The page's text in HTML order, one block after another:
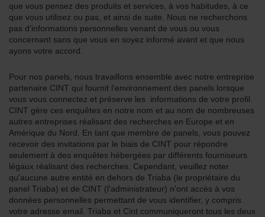
que vous pensez des produits et services, à vos habitudes, à ce
que vous utilisez ou pas, et ainsi de suite. Nous ne recherchons
pas d'informations personnelles venant de vous ou vous
concernant sans que vous en soyez informé avant et que nous
ayons votre accord.
Pour nos panels, nous travaillons ensemble avec notre entreprise
partenaire CINT qui fournit l'environnement des panels lorsque
vous vous connectez et préserve les informations de votre profil.
CINT gère ces enquêtes en notre nom et au nom de nombreuses
autres entreprises réalisant des recherches en Europe et en
Amérique du Nord. En tant que membre de panels, vous pouvez
recevoir des invitations par le biais de CINT pour répondre
seulement à des enquêtes hébergées par différents fourniseurs
légaux réalisant des recherches. Cependant, veuillez noter
qu'aucune autre entité en dehors de Triaba (le propriétaire du
panel Triaba) et de CINT (l'administrateur) n'ont accès à vos
données personnelles permettant de vous identifier, y compris
votre adresse email. Triaba et Cint communiqueront tous les deux